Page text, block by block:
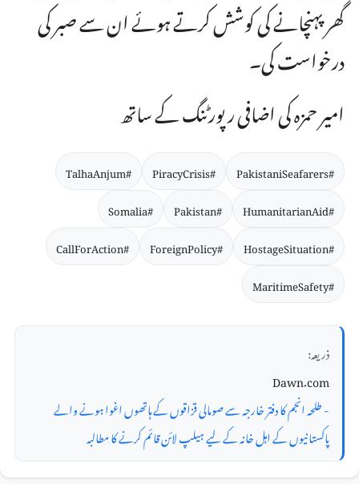
گھر پہنچانے کی کوشش کرتے ہوئے ان سے صبر کی
درخواست کی۔
امیر حمزہ کی اضافی رپورٹنگ کے ساتھ
#PakistaniSeafarers
#PiracyCrisis
#TalhaAnjum
#HumanitarianAid
#Pakistan
#Somalia
#HostageSituation
#ForeignPolicy
#CallForAction
#MaritimeSafety
ذریعہ:
Dawn.com
- طلحہ انجم کا دفتر خارجہ سے صومالی قزاقوں کے ہاتھوں اغوا ہونے والے
پاکستانیوں کے اہل خانہ کے لیے ہیلپ لائن قائم کرنے کا مطالبہ